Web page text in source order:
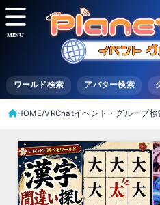
ワールド検索 アバター検索
MENU
HOME VRChatイベント・グループ検